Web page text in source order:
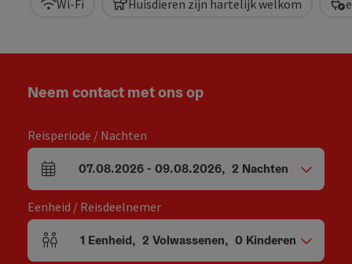
Wi-Fi Huisdieren zijn hartelijk welkom
Neem contact met ons op
Reisperiode / Nachten
Velden voor aankomst en vertrek
07.08.2026- 09.08.2026, 2 Nachten
Eenheid / Reisdeelnemer
Aantal eenheden en persoonsvelden
1 Eenheid, 2 Volwassenen, 0 Kinderen